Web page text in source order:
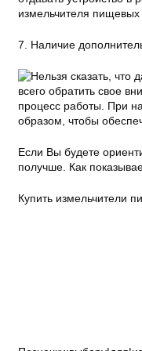
измельчителя пищевых
7. Наличие
Нельзя сказать,
всего обратить свое
процесс работы. При
образом, чтобы
Если Вы будете
получше. Как
Купить измельчители